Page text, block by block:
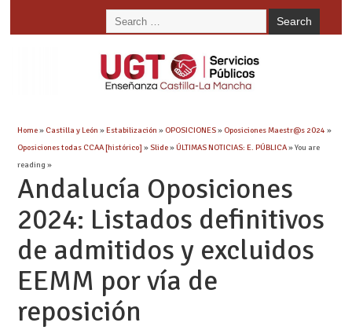
Home» Castilla y León »Estabilización » OPOSICIONES» Oposiciones Maestr@s 2024 »
Oposiciones todas CCAA [histórico] »Slide»ÚLTIMAS NOTICIAS: E. PÚBLICA» You are
reading »
Andalucía Oposiciones
2024: Listados definitivos
de admitidos y excluidos
EEMM por vía de
reposición